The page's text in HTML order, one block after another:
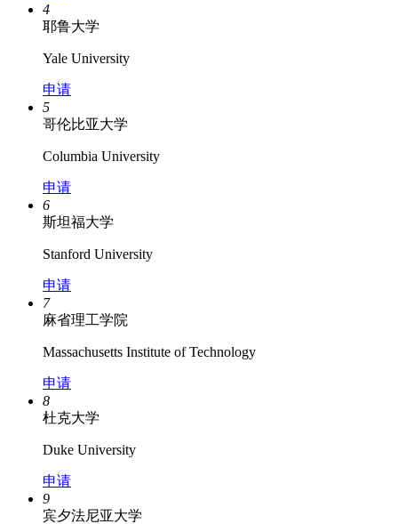
4
耶鲁大学
Yale University
申请
5
哥伦比亚大学
Columbia University
申请
6
斯坦福大学
Stanford University
申请
7
麻省理工学院
Massachusetts Institute of Technology
申请
8
杜克大学
Duke University
申请
9
宾夕法尼亚大学